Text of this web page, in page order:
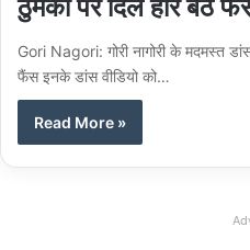
ठुमकों पर दिल हार बैठे
Gori Nagori: गोरी नागोरी के मदमस्त
फैंस इनके डांस वीडियो को…
Read More »